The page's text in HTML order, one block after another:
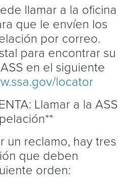
llamar a la oficina
que le envíen los
por correo.
para encontrar su
en el siguiente
locator
Llamar a la ASS
un reclamo, hay tres
que deben
orden: